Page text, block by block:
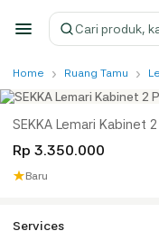
Cari produk
Home › Ruang Tamu ›
SEKKA Lemari Kabinet
Rp 3.350.000
★Baru
Services